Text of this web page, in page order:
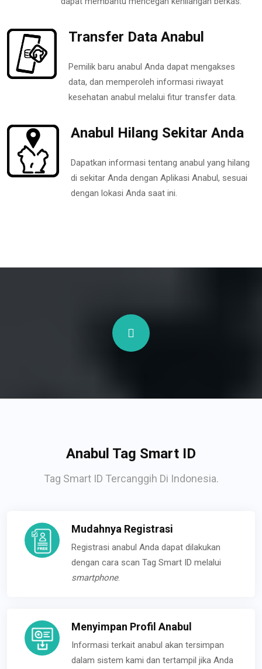
Transfer Data Anabul
Pemilik baru anabul Anda dapat mengakses
data, dan memperoleh informasi riwayat
kesehatan anabul melalui fitur transfer data.
Anabul Hilang Sekitar Anda
Dapatkan informasi tentang anabul yang hilang
di sekitar Anda dengan Aplikasi Anabul, sesuai
dengan lokasi Anda saat ini.
Anabul Tag Smart ID
Tag Smart ID Tercanggih Di Indonesia.
Mudahnya Registrasi
Registrasi anabul Anda dapat dilakukan
dengan cara scan Tag Smart ID melalui
smartphone.
Menyimpan Profil Anabul
Informasi terkait anabul akan tersimpan
dalam sistem kami dan tertampil jika Anda